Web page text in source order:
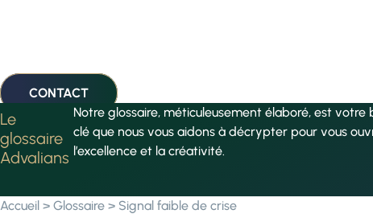
CONTACT
Le
glossaire
Advalians
Notre glossaire, méticuleusement élaboré, est
clé que nous vous aidons à décrypter pour vous
l’excellence et la créativité.
Accueil > Glossaire > Signal faible de crise